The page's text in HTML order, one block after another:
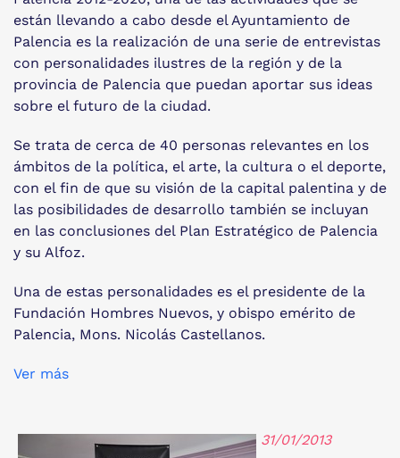
están llevando a cabo desde el Ayuntamiento de
Palencia es la realización de una serie de entrevistas
con personalidades ilustres de la región y de la
provincia de Palencia que puedan aportar sus ideas
sobre el futuro de la ciudad.
Se trata de cerca de 40 personas relevantes en los
ámbitos de la política, el arte, la cultura o el deporte,
con el fin de que su visión de la capital palentina y de
las posibilidades de desarrollo también se incluyan
en las conclusiones del Plan Estratégico de Palencia
y su Alfoz.
Una de estas personalidades es el presidente de la
Fundación Hombres Nuevos, y obispo emérito de
Palencia, Mons. Nicolás Castellanos.
Ver más
31/01/2013